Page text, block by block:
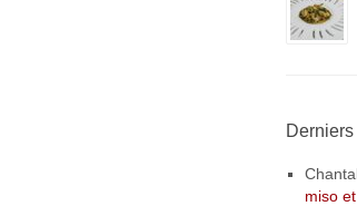
miso